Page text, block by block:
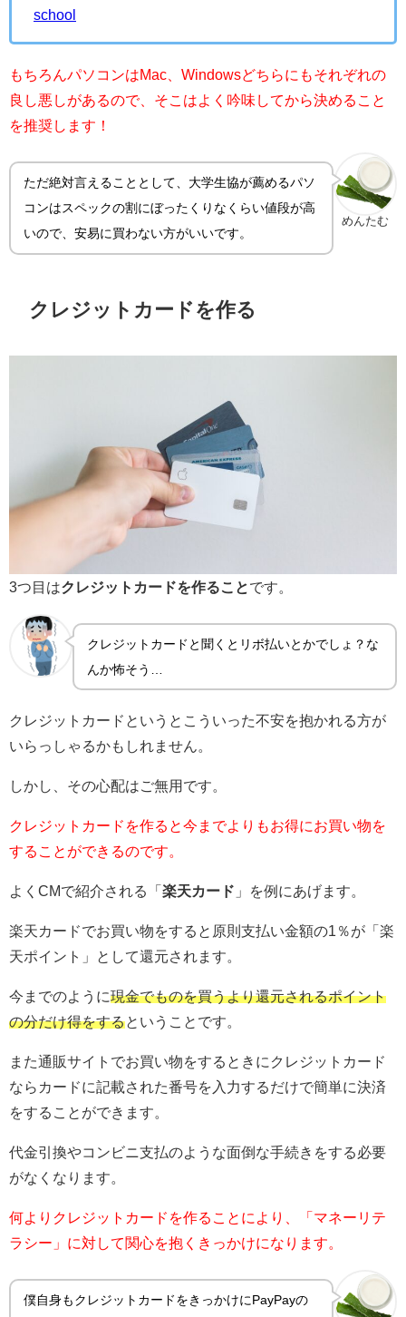
school
もちろんパソコンはMac、Windowsどちらにもそれぞれの
良し悪しがあるので、そこはよく吟味してから決めること
を推奨します！
めんたむ
ただ絶対言えることとして、大学生協が薦めるパソ
コンはスペックの割にぼったくりなくらい値段が高
いので、安易に買わない方がいいです。
クレジットカードを作る
3つ目はクレジットカードを作ることです。
クレジットカードと聞くとリボ払いとかでしょ？な
んか怖そう…
クレジットカードというとこういった不安を抱かれる方が
いらっしゃるかもしれません。
しかし、その心配はご無用です。
クレジットカードを作ると今までよりもお得にお買い物を
することができるのです。
よくCMで紹介される「 楽天カード 」を例にあげます。
楽天カードでお買い物をすると原則支払い金額の1％が「楽
天ポイント」として還元されます。
今までのように現金でものを買うより還元されるポイント
の分だけ得をするということです。
また通販サイトでお買い物をするときにクレジットカード
ならカードに記載された番号を入力するだけで簡単に決済
をすることができます。
代金引換やコンビニ支払のような面倒な手続きをする必要
がなくなります。
何よりクレジットカードを作ることにより、「マネーリテ
ラシー」に対して関心を抱くきっかけになります。
僕自身もクレジットカードをきっかけにPayPayの